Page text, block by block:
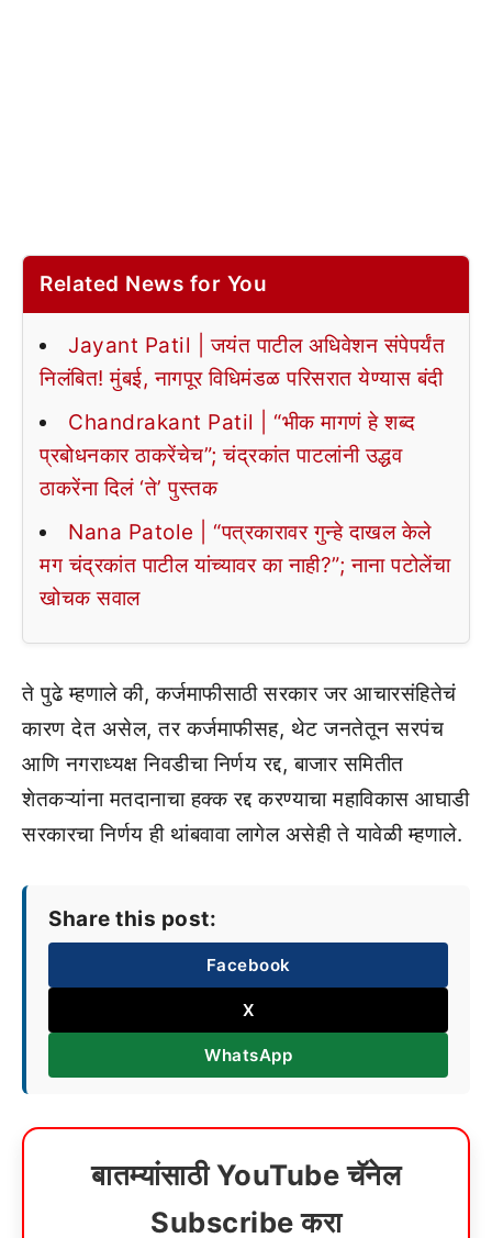
Related News for You
Jayant Patil | जयंत पाटील अधिवेशन संपेपर्यंत
निलंबित! मुंबई, नागपूर विधिमंडळ परिसरात येण्यास बंदी
Chandrakant Patil | “भीक मागणं हे शब्द
प्रबोधनकार ठाकरेंचेच”; चंद्रकांत पाटलांनी उद्धव
ठाकरेंना दिलं ‘ते’ पुस्तक
Nana Patole | “पत्रकारावर गुन्हे दाखल केले
मग चंद्रकांत पाटील यांच्यावर का नाही?”; नाना पटोलेंचा
खोचक सवाल
ते पुढे म्हणाले की, कर्जमाफीसाठी सरकार जर आचारसंहितेचं
कारण देत असेल, तर कर्जमाफीसह, थेट जनतेतून सरपंच
आणि नगराध्यक्ष निवडीचा निर्णय रद्द, बाजार समितीत
शेतकऱ्यांना मतदानाचा हक्क रद्द करण्याचा महाविकास आघाडी
सरकारचा निर्णय ही थांबवावा लागेल असेही ते यावेळी म्हणाले.
Share this post:
Facebook
X
WhatsApp
बातम्यांसाठी YouTube चॅनेल
Subscribe करा